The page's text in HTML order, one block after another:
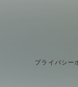
プライバシー